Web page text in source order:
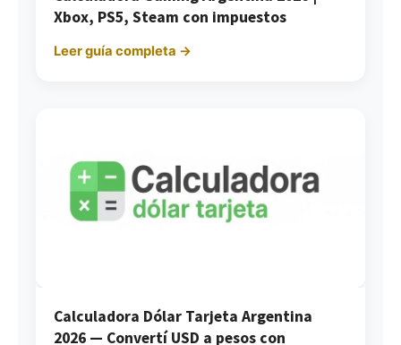
Xbox, PS5, Steam con impuestos
Leer guía completa →
Calculadora Dólar Tarjeta Argentina
2026 — Convertí USD a pesos con